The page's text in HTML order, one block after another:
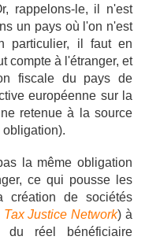
rappelons-le, il n'est
un pays où l'on n'est
particulier, il faut en
compte à l'étranger, et
fiscale du pays de
européenne sur la
retenue à la source
obligation).
la même obligation
ce qui pousse les
création de sociétés
Tax Justice Network) à
réel bénéficiaire